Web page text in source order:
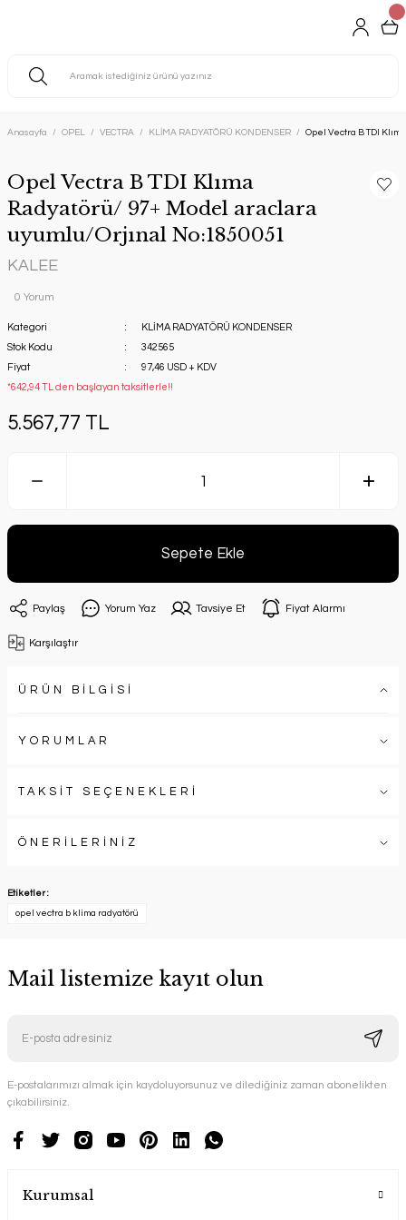
Anasayfa OPEL VECTRA KLİMA RADYATÖRÜ KONDENSER Opel Vectra B TDI
Opel Vectra B TDI Klıma
Radyatörü/ 97+ Model araclara
uyumlu/Orjınal No:1850051
KALEE
0 Yorum
Kategori
KLİMA RADYATÖRÜ KONDENSER
Stok Kodu
342565
Fiyat
97,46 USD + KDV
*642,94 TL den başlayan taksitlerle!!
5.567,77 TL
Sepete Ekle
Paylaş Yorum Yaz Tavsiye Et Fiyat Alarmı
Karşılaştır
ÜRÜN BİLGİSİ
YORUMLAR
TAKSİT SEÇENEKLERİ
ÖNERİLERİNİZ
Etiketler :
opel vectra b klima radyatörü
Mail listemize kayıt olun
E-postalarımızı almak için kaydoluyorsunuz ve dilediğiniz zaman abonelikten
çıkabilirsiniz.
Kurumsal